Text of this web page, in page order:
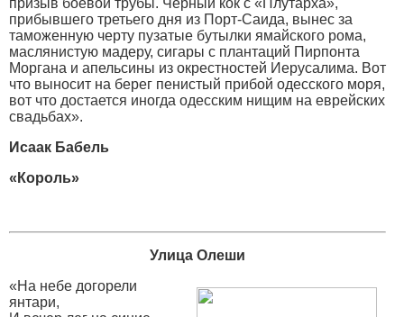
призыв боевой трубы. Черный кок с «Плутарха»,
прибывшего третьего дня из Порт-Саида, вынес за
таможенную черту пузатые бутылки ямайского рома,
маслянистую мадеру, сигары с плантаций Пирпонта
Моргана и апельсины из окрестностей Иерусалима. Вот
что выносит на берег пенистый прибой одесского моря,
вот что достается иногда одесским нищим на еврейских
свадьбах».
Исаак Бабель
«Король»
Улица Олеши
«На небе догорели
янтари,